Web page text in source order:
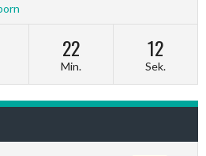
22
Min.
12
Sek.